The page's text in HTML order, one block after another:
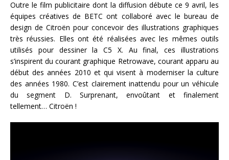
Outre le film publicitaire dont la diffusion débute ce 9 avril, les
équipes créatives de BETC ont collaboré avec le bureau de
design de Citroën pour concevoir des illustrations graphiques
très réussies. Elles ont été réalisées avec les mêmes outils
utilisés pour dessiner la C5 X. Au final, ces illustrations
s’inspirent du courant graphique Retrowave, courant apparu au
début des années 2010 et qui visent à moderniser la culture
des années 1980. C’est clairement inattendu pour un véhicule
du segment D. Surprenant, envoûtant et finalement
tellement… Citroën !